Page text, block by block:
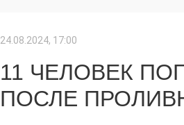
24.08.2024, 17:00
11 ЧЕЛОВЕК
ПОСЛЕ